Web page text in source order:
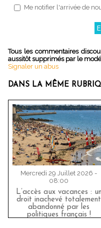
Me notifier l'arrivée de
Tous les commentaires
aussitôt supprimés par le
Signaler un abus
DANS LA MÊME
Mercredi 29 Juillet 2026 -
08:00
L’accès aux vacances : un
droit inachevé totalement
abandonné par les
politiques français !